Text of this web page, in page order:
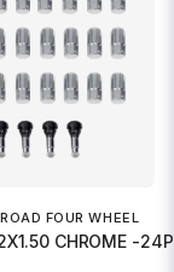
FOUR WHEEL
CHROME -